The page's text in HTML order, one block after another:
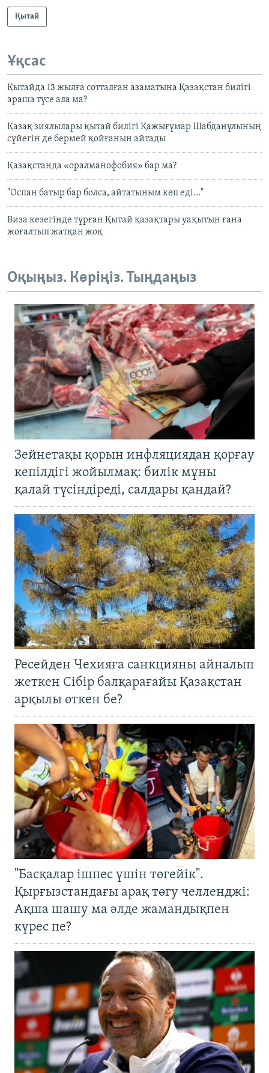
Қытай
Ұқсас
Қытайда 13 жылға сотталған азаматына Қазақстан билігі
араша түсе ала ма?
Қазақ зиялылары қытай билігі Қажығұмар Шабданұлының
сүйегін де бермей қойғанын айтады
Қазақстанда «оралманофобия» бар ма?
"Оспан батыр бар болса, айтатыным көп еді..."
Виза кезегінде тұрған Қытай қазақтары уақытын ғана
жоғалтып жатқан жоқ
Оқыңыз. Көріңіз. Тыңдаңыз
Зейнетақы қорын инфляциядан қорғау
кепілдігі жойылмақ: билік мұны
қалай түсіндіреді, салдары қандай?
Ресейден Чехияға санкцияны айналып
жеткен Сібір балқарағайы Қазақстан
арқылы өткен бе?
"Басқалар ішпес үшін төгейік".
Қырғызстандағы арақ төгу челленджі:
Ақша шашу ма әлде жамандықпен
күрес пе?